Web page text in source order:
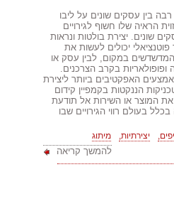
בין עסקים שונים על ליבו
הראיה שלו חשוף לגירויים
שונים. יצירת בולטות ונראות
יכולים לעשות את
במקום, לבין עסק או
בקרב הצרכנים.
האפקטיבים ביותר ליצירת
הננקטות בקמפיין קידום
את המוצר או השירות אל תודעת
בעולם רווי הגירויים שבו
יצירתיות, מיתוג
להמשך קריאה